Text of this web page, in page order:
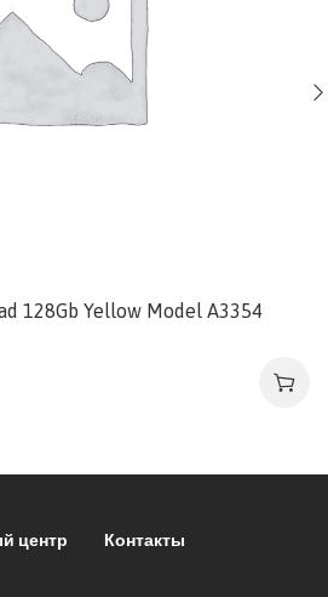
128Gb Yellow Model A3354
центр Контакты